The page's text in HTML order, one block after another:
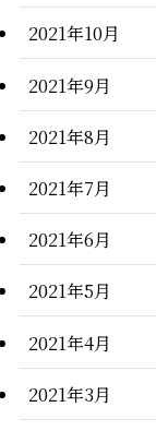
2021年10月
2021年9月
2021年8月
2021年7月
2021年6月
2021年5月
2021年4月
2021年3月